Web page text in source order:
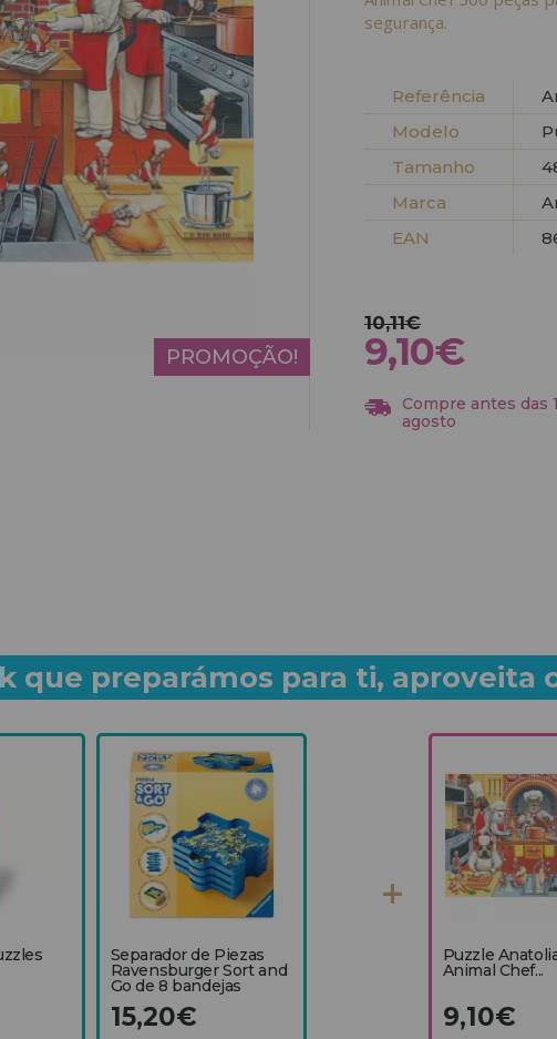
segurança.
Referência
Modelo
Tamanho
Marca
EAN
PROMOÇÃO!
10,11€
9,10€
Compre antes das
agosto
que preparámos para ti, aproveita
Separador de Piezas
Ravensburger Sort and
Go de 8 bandejas
15,20€
Puzzle
Animal Chef...
9,10€